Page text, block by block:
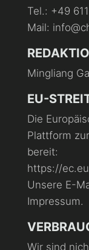
Tel.: +49
Mail:
Mingliang
EU-
Die
Plattform
bereit:
https://
Unsere E-
Impressum.
Wir sind